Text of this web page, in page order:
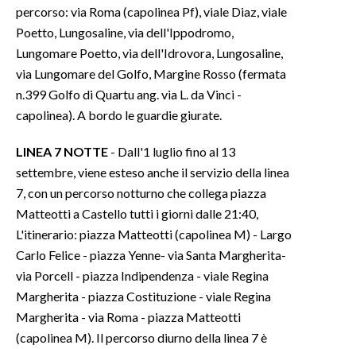
percorso: via Roma (capolinea Pf), viale Diaz, viale
Poetto, Lungosaline, via dell'Ippodromo,
Lungomare Poetto, via dell'Idrovora, Lungosaline,
via Lungomare del Golfo, Margine Rosso (fermata
n.399 Golfo di Quartu ang. via L. da Vinci -
capolinea). A bordo le guardie giurate.
LINEA 7 NOTTE - Dall'1 luglio fino al 13
settembre, viene esteso anche il servizio della linea
7, con un percorso notturno che collega piazza
Matteotti a Castello tutti i giorni dalle 21:40,
L'itinerario: piazza Matteotti (capolinea M) - Largo
Carlo Felice - piazza Yenne- via Santa Margherita-
via Porcell - piazza Indipendenza - viale Regina
Margherita - piazza Costituzione - viale Regina
Margherita - via Roma - piazza Matteotti
(capolinea M). Il percorso diurno della linea 7 è